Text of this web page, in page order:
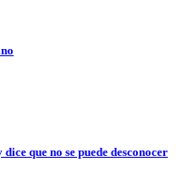
que no se puede desconocer